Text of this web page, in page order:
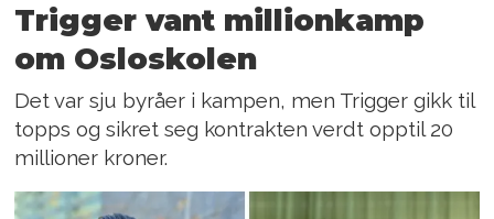
Trigger vant millionkamp
om Osloskolen
Det var sju byråer i kampen, men Trigger gikk til
topps og sikret seg kontrakten verdt opptil 20
millioner kroner.